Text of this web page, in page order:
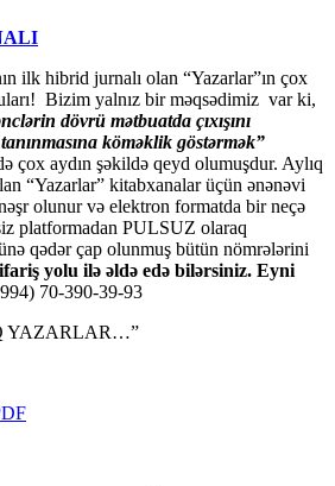
ilk hibrid jurnalı olan “Yazarlar”ın çox
Bizim yalnız bir məqsədimiz var ki,
dövrü mәtbuatda çıxışını
kömәklik göstәrmәk”
çox aydın şəkildə qeyd olumuşdur. Aylıq
“Yazarlar” kitabxanalar üçün ənənəvi
olunur və elektron formatda bir neçə
platformadan PULSUZ olaraq
qədər çap olunmuş bütün nömrələrini
yolu ilə əldə edə bilərsiniz. Eyni
70-390-39-93
YAZARLAR…”